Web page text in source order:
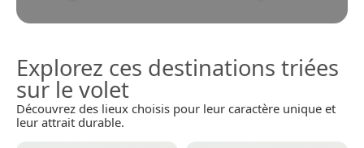
Explorez ces destinations triées
sur le volet
Découvrez des lieux choisis pour leur caractère unique et
leur attrait durable.